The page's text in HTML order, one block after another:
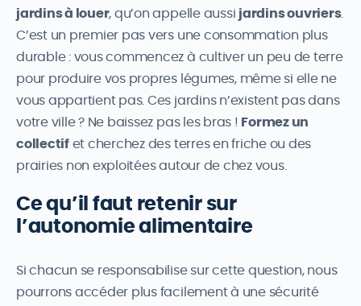
jardins à louer, qu’on appelle aussi jardins ouvriers.
C’est un premier pas vers une consommation plus
durable : vous commencez à cultiver un peu de terre
pour produire vos propres légumes, même si elle ne
vous appartient pas. Ces jardins n’existent pas dans
votre ville ? Ne baissez pas les bras ! Formez un
collectifet cherchez des terres en friche ou des
prairies non exploitées autour de chez vous.
Ce qu’il faut retenir sur
l’autonomie alimentaire
Si chacun se responsabilise sur cette question, nous
pourrons accéder plus facilement à une sécurité